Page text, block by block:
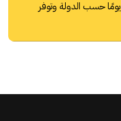
تتراوح مدة الشحن من 10 إلى 15 يومًا حسب الدولة وتوفر